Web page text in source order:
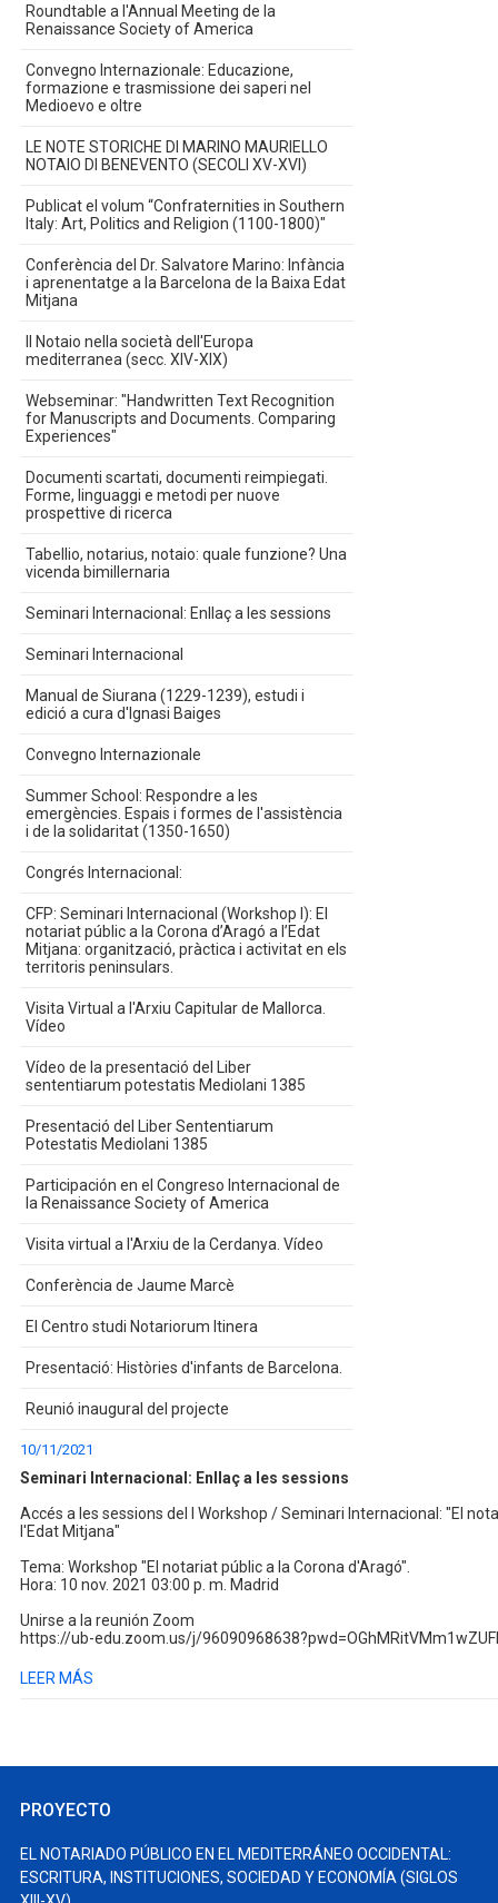
Roundtable a l'Annual Meeting de la
Renaissance Society of America
Convegno Internazionale: Educazione,
formazione e trasmissione dei saperi nel
Medioevo e oltre
LE NOTE STORICHE DI MARINO MAURIELLO
NOTAIO DI BENEVENTO (SECOLI XV-XVI)
Publicat el volum “Confraternities in Southern
Italy: Art, Politics and Religion (1100-1800)"
Conferència del Dr. Salvatore Marino: Infància
i aprenentatge a la Barcelona de la Baixa Edat
Mitjana
Il Notaio nella società dell'Europa
mediterranea (secc. XIV-XIX)
Webseminar: "Handwritten Text Recognition
for Manuscripts and Documents. Comparing
Experiences"
Documenti scartati, documenti reimpiegati.
Forme, linguaggi e metodi per nuove
prospettive di ricerca
Tabellio, notarius, notaio: quale funzione? Una
vicenda bimillernaria
Seminari Internacional: Enllaç a les sessions
Seminari Internacional
Manual de Siurana (1229-1239), estudi i
edició a cura d'Ignasi Baiges
Convegno Internazionale
Summer School: Respondre a les
emergències. Espais i formes de l'assistència
i de la solidaritat (1350-1650)
Congrés Internacional:
CFP: Seminari Internacional (Workshop I): El
notariat públic a la Corona d’Aragó a l’Edat
Mitjana: organització, pràctica i activitat en els
territoris peninsulars.
Visita Virtual a l'Arxiu Capitular de Mallorca.
Vídeo
Vídeo de la presentació del Liber
sententiarum potestatis Mediolani 1385
Presentació del Liber Sententiarum
Potestatis Mediolani 1385
Participación en el Congreso Internacional de
la Renaissance Society of America
Visita virtual a l'Arxiu de la Cerdanya. Vídeo
Conferència de Jaume Marcè
El Centro studi Notariorum Itinera
Presentació: Històries d'infants de Barcelona.
Reunió inaugural del projecte
10/11/2021
Seminari Internacional: Enllaç a les sessions
Accés a les sessions del I Workshop / Seminari Internacional: "El
l'Edat Mitjana"
Tema: Workshop "El notariat públic a la Corona d'Aragó".
Hora: 10 nov. 2021 03:00 p. m. Madrid
Unirse a la reunión Zoom
https://ub-edu.zoom.us/j/
LEER MÁS
PROYECTO
EL NOTARIADO PÚBLICO EN EL MEDITERRÁNEO OCCIDENTAL:
ESCRITURA, INSTITUCIONES, SOCIEDAD Y ECONOMÍA (SIGLOS